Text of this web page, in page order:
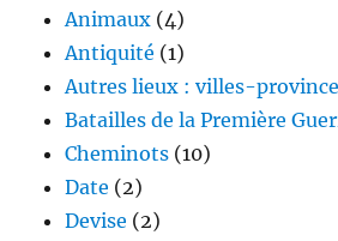
Animaux (4)
Antiquité (1)
Autres lieux : villes-
Batailles de la Première
Cheminots (10)
Date (2)
Devise (2)